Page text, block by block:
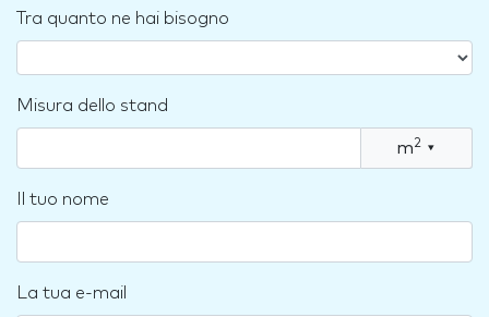
Tra quanto ne hai bisogno
Misura dello stand
m2 ▾
Il tuo nome
La tua e-mail